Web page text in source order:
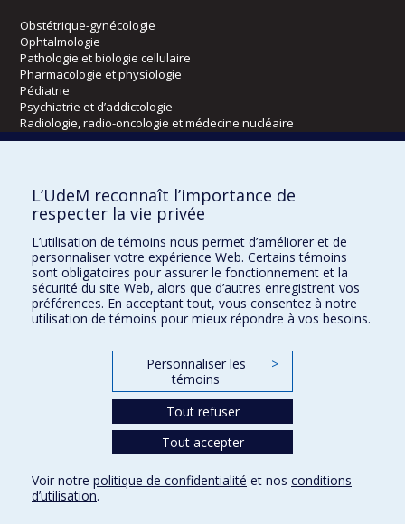
Obstétrique-gynécologie
Ophtalmologie
Pathologie et biologie cellulaire
Pharmacologie et physiologie
Pédiatrie
Psychiatrie et d’addictologie
Radiologie, radio-oncologie et médecine nucléaire
Kinésiologie et des sciences de l’activité physique
Orthophonie et audiologie
Réadaptation
Directions
DPC
CPASS
L’UdeM reconnaît l’importance de
respecter la vie privée
L’utilisation de témoins nous permet d’améliorer et de
personnaliser votre expérience Web. Certains témoins
sont obligatoires pour assurer le fonctionnement et la
sécurité du site Web, alors que d’autres enregistrent vos
préférences. En acceptant tout, vous consentez à notre
utilisation de témoins pour mieux répondre à vos besoins.
Personnaliser les
témoins
>
Tout refuser
Tout accepter
Voir notre politique de confidentialité et nos conditions
d’utilisation.